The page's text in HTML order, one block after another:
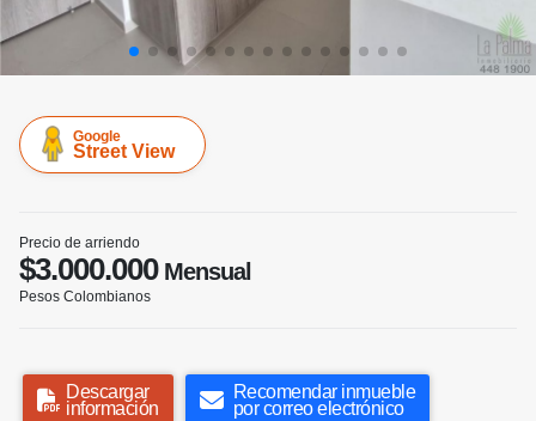
Google
Street View
Precio de arriendo
$3.000.000Mensual
Pesos Colombianos
Descargar
información
Recomendar inmueble
por correo electrónico